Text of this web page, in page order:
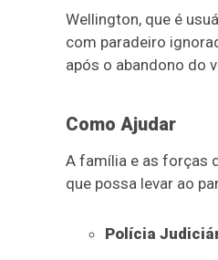
Wellington, que é
com paradeiro
após o abandono do
Como Ajudar
A família e as forças
que possa levar ao
Polícia